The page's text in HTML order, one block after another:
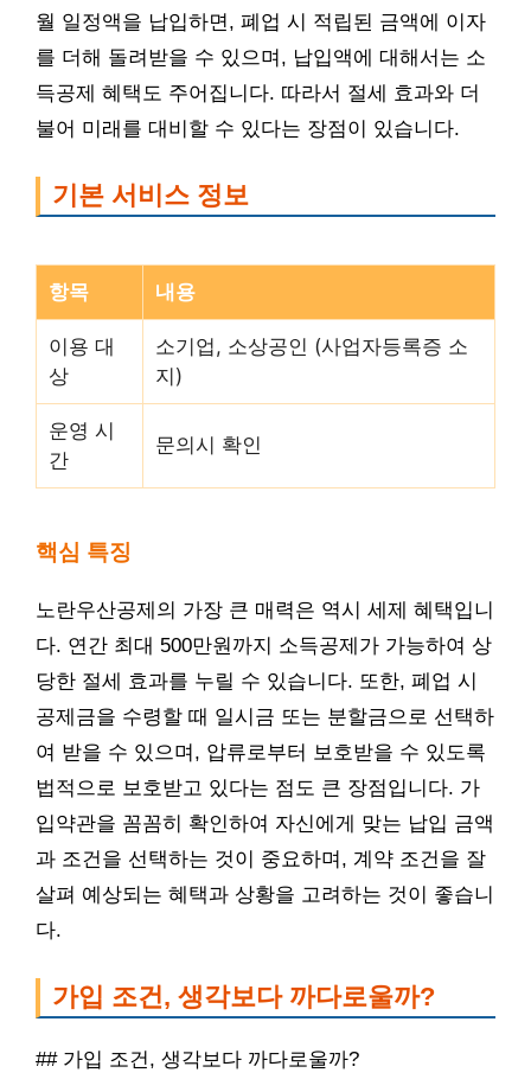
월 일정액을 납입하면, 폐업 시 적립된 금액에 이자
를 더해 돌려받을 수 있으며, 납입액에 대해서는 소
득공제 혜택도 주어집니다. 따라서 절세 효과와 더
불어 미래를 대비할 수 있다는 장점이 있습니다.
기본 서비스 정보
항목 내용
이용 대
상
소기업, 소상공인 (사업자등록증 소
지)
운영 시
간
문의시 확인
핵심 특징
노란우산공제의 가장 큰 매력은 역시 세제 혜택입니
다. 연간 최대 500만원까지 소득공제가 가능하여 상
당한 절세 효과를 누릴 수 있습니다. 또한, 폐업 시
공제금을 수령할 때 일시금 또는 분할금으로 선택하
여 받을 수 있으며, 압류로부터 보호받을 수 있도록
법적으로 보호받고 있다는 점도 큰 장점입니다. 가
입약관을 꼼꼼히 확인하여 자신에게 맞는 납입 금액
과 조건을 선택하는 것이 중요하며, 계약 조건을 잘
살펴 예상되는 혜택과 상황을 고려하는 것이 좋습니
다.
가입 조건, 생각보다 까다로울까?
## 가입 조건, 생각보다 까다로울까?